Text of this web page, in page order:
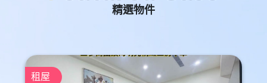
精選物件
租屋